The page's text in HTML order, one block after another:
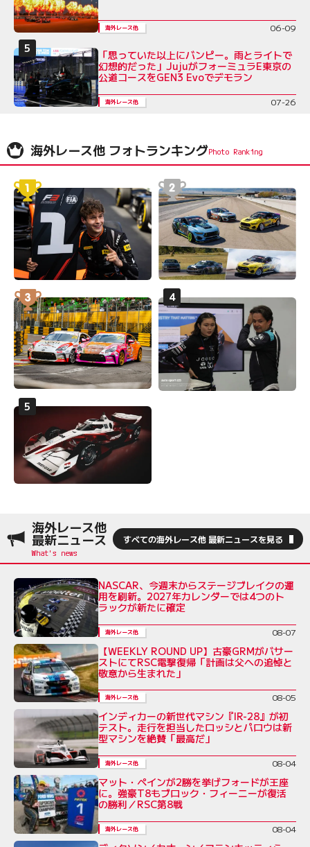
海外レース他 06-09
「思っていた以上にバンピー。雨とライトで
幻想的だった」JujuがフォーミュラE東京の
公道コースをGEN3 Evoでデモラン
海外レース他 07-26
海外レース他 フォトランキング
海外レース他
最新ニュース すべての海外レース他 最新ニュースを見る
NASCAR、今週末からステージブレイクの運
用を刷新。2027年カレンダーでは4つのト
ラックが新たに確定
海外レース他 08-07
【WEEKLY ROUND UP】古豪GRMがバサー
ストにてRSC電撃復帰「計画は父への追悼と
敬意から生まれた」
海外レース他 08-05
インディカーの新世代マシン『IR-28』が初
テスト。走行を担当したロッシとパロウは新
型マシンを絶賛「最高だ」
海外レース他 08-04
マット・ペインが2勝を挙げフォードが王座
に。強豪T8もブロック・フィーニーが復活
の勝利／RSC第8戦
海外レース他 08-04